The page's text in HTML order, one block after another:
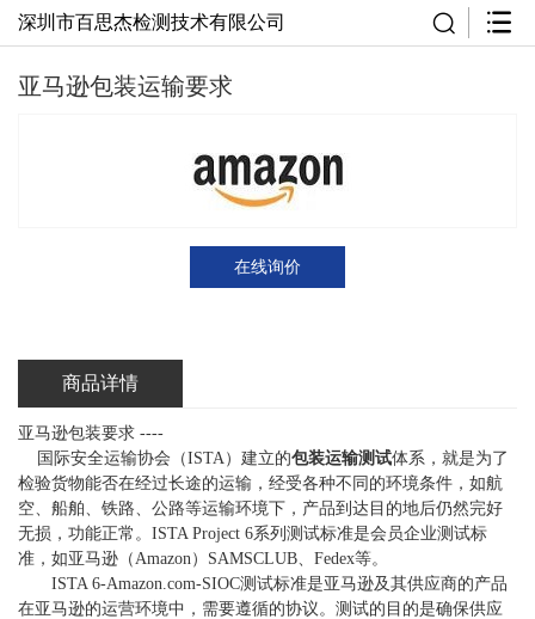
深圳市百思杰检测技术有限公司
亚马逊包装运输要求
在线询价
商品详情
亚马逊包装要求 ----
国际安全运输协会（ISTA）建立的包装运输测试体系，就是为了
检验货物能否在经过长途的运输，经受各种不同的环境条件，如航
空、船舶、铁路、公路等运输环境下，产品到达目的地后仍然完好
无损，功能正常。 ISTA Project 6系列测试标准是会员企业测试标
准，如亚马逊（Amazon） SAMSCLUB、 Fedex等。
ISTA 6-Amazon.com-SIOC测试标准是亚马逊及其供应商的产品
在亚马逊的运营环境中，需要遵循的协议。测试的目的是确保供应